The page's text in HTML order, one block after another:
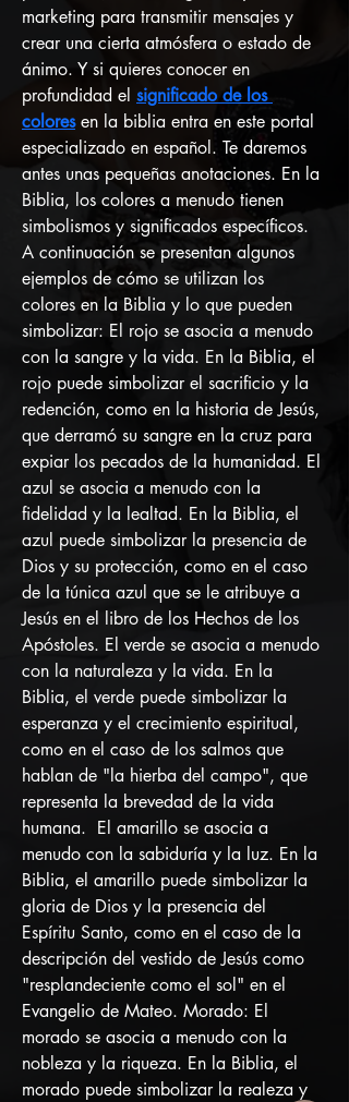
marketing para transmitir mensajes y
crear una cierta atmósfera o estado de
ánimo. Y si quieres conocer en
profundidad el significado de los
colores en la biblia entra en este portal
especializado en español. Te daremos
antes unas pequeñas anotaciones. En la
Biblia, los colores a menudo tienen
simbolismos y significados específicos.
A continuación se presentan algunos
ejemplos de cómo se utilizan los
colores en la Biblia y lo que pueden
simbolizar: El rojo se asocia a menudo
con la sangre y la vida. En la Biblia, el
rojo puede simbolizar el sacrificio y la
redención, como en la historia de Jesús,
que derramó su sangre en la cruz para
expiar los pecados de la humanidad. El
azul se asocia a menudo con la
fidelidad y la lealtad. En la Biblia, el
azul puede simbolizar la presencia de
Dios y su protección, como en el caso
de la túnica azul que se le atribuye a
Jesús en el libro de los Hechos de los
Apóstoles. El verde se asocia a menudo
con la naturaleza y la vida. En la
Biblia, el verde puede simbolizar la
esperanza y el crecimiento espiritual,
como en el caso de los salmos que
hablan de "la hierba del campo", que
representa la brevedad de la vida
humana.  El amarillo se asocia a
menudo con la sabiduría y la luz. En la
Biblia, el amarillo puede simbolizar la
gloria de Dios y la presencia del
Espíritu Santo, como en el caso de la
descripción del vestido de Jesús como
"resplandeciente como el sol" en el
Evangelio de Mateo. Morado: El
morado se asocia a menudo con la
nobleza y la riqueza. En la Biblia, el
morado puede simbolizar la realeza y